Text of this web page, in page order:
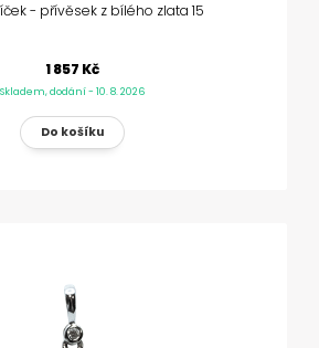
- přívěsek z bílého zlata 15
1 857 Kč
Skladem, dodání - 10. 8. 2026